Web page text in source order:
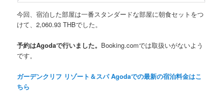
今回、宿泊した部屋は一番スタンダードな部屋に朝食セットをつ
けて、2,060.93 THBでした。
予約はAgodaで行いました。 Booking.comでは取扱いがないよう
です。
ガーデンクリフ リゾート＆スパ Agodaでの最新の宿泊料金はこ
ちら